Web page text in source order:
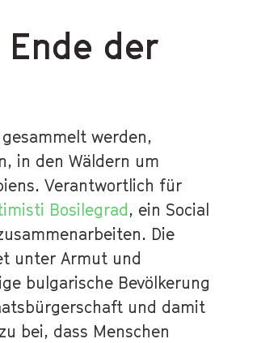
der
werden,
in den Wäldern um
Verantwortlich für
Bosilegrad , ein Social
Die
unter Armut und
bulgarische Bevölkerung
und damit
bei, dass Menschen